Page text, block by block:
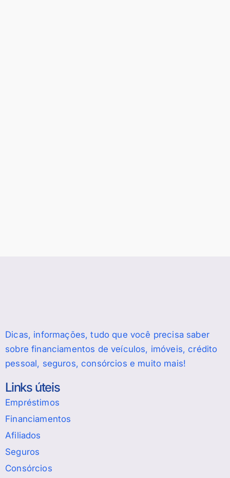
Dicas, informações, tudo que você precisa saber
sobre financiamentos de veículos, imóveis, crédito
pessoal, seguros, consórcios e muito mais!
Links úteis
Empréstimos
Financiamentos
Afiliados
Seguros
Consórcios